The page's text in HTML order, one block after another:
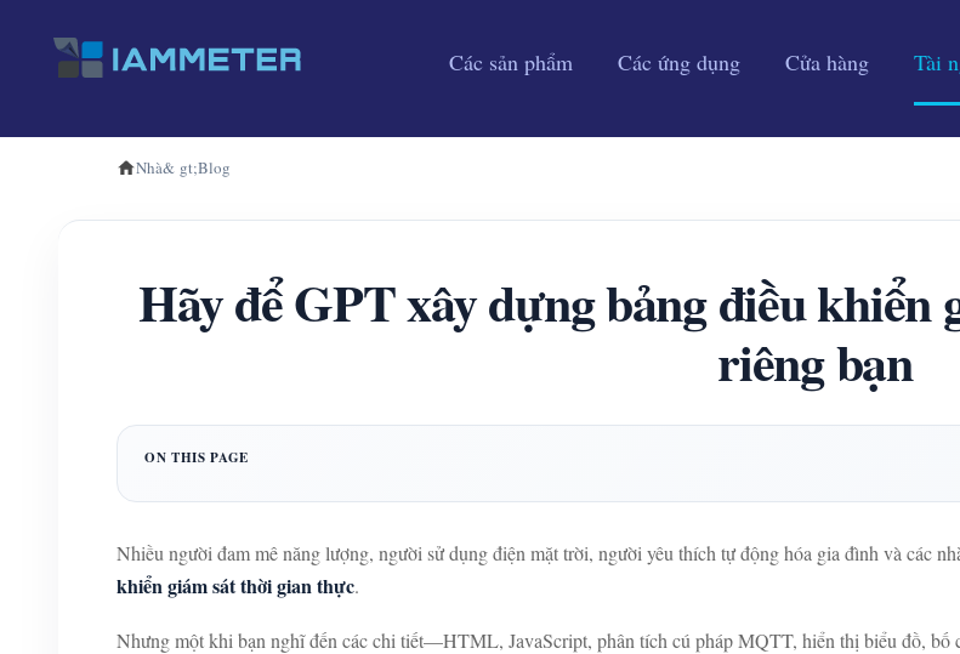
Các sản phẩm Các ứng dụng Cửa hàng Tài
Nhà& gt;Blog
Hãy để GPT xây dựng bảng điều khiển
riêng bạn
Nhiều người đam mê năng lượng, người sử dụng điện mặt trời, người yêu thích tự động hóa gia đình và các
khiển giám sát thời gian thực.
Nhưng một khi bạn nghĩ đến các chi tiết—HTML, JavaScript, phân tích cú pháp MQTT, hiển thị biểu đồ,